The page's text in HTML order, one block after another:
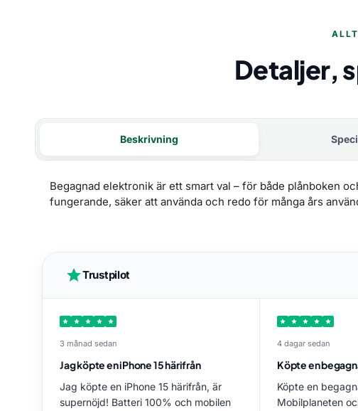
Detaljer,
Beskrivning
Begagnad elektronik är ett smart val – för både plånboken
fungerande, säker att använda och redo för många års
Trustpilot
3 månad sedan
Jag köpte en iPhone 15 härifrån
Jag köpte en iPhone 15 härifrån, är
supernöjd! Batteri 100% och mobilen
4 dagar sedan
Köpte en
Köpte en
Mobilplaneten